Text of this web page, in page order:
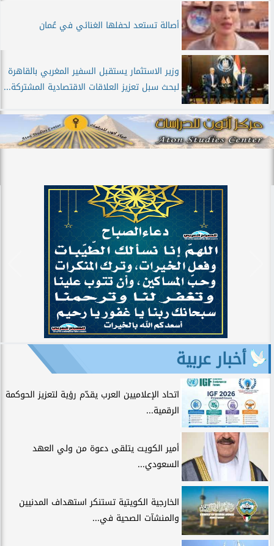
أصالة تستعد لحفلها الغنائي في عُمان
وزير الاستثمار يستقبل السفير المغربي بالقاهرة
لبحث سبل تعزيز العلاقات الاقتصادية المشتركة...
أخبار عربية
اتحاد الإعلاميين العرب يقدّم رؤية لتعزيز الحوكمة
الرقمية...
أمير الكويت يتلقى دعوة من ولي العهد
السعودي...
الخارجية الكويتية تستنكر استهداف المدنيين
والمنشآت الصحية في...